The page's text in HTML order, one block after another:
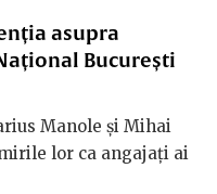
asupra
București
Manole și Mihai
lor ca angajați ai